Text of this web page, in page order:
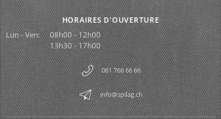
HORAIRES D'OUVERTURE
Lun - Ven:
08h00 - 12h00
13h30 - 17h00
061 766 66 66
info@spilag.ch